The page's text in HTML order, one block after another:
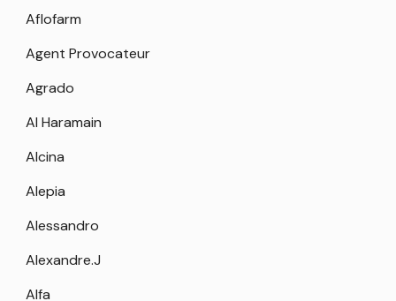
Aflofarm
Agent Provocateur
Agrado
Al Haramain
Alcina
Alepia
Alessandro
Alexandre.J
Alfa